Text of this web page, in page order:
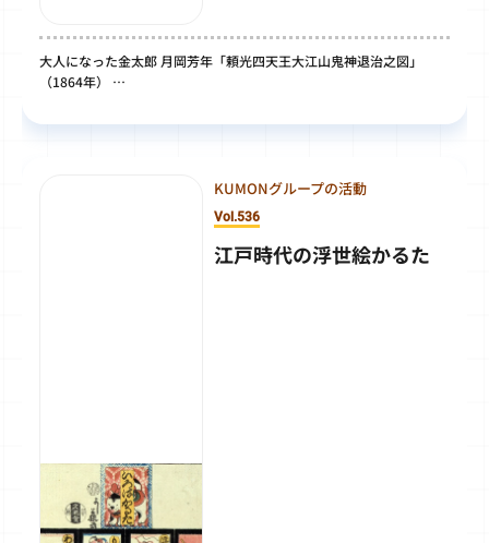
大人になった金太郎 月岡芳年「頼光四天王大江山鬼神退治之図」
（1864年） …
KUMONグループの活動
Vol.536
江戸時代の浮世絵かるた